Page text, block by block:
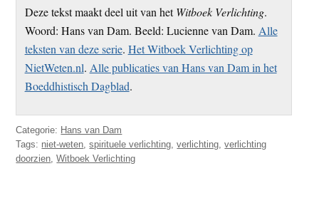
Deze tekst maakt deel uit van hetWitboek Verlichting.
Woord: Hans van Dam. Beeld: Lucienne van Dam. Alle
teksten van deze serie. Het Witboek Verlichting op
NietWeten.nl. Alle publicaties van Hans van Dam in het
Boeddhistisch Dagblad.
Categorie: Hans van Dam
Tags: niet-weten,spirituele verlichting,verlichting,verlichting
doorzien,Witboek Verlichting